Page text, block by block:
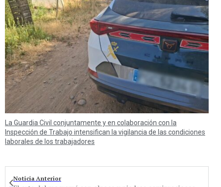
La Guardia Civil conjuntamente y en colaboración con la
Inspección de Trabajo intensifican la vigilancia de las condiciones
laborales de los trabajadores
Noticia Anterior